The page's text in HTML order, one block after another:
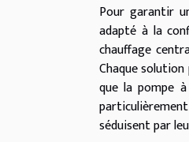
Pour garantir
adapté à la
chauffage
Chaque
que la pompe
séduisent par